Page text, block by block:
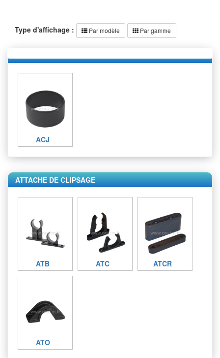
Type d'affichage : Par modèle Par gamme
ACJ
ATTACHE DE CLIPSAGE
ATB ATC ATCR
ATO